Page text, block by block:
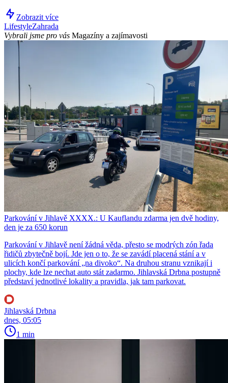
Zobrazit více
LifestyleZahrada
Vybrali jsme pro vás Magazíny a zajímavosti
Parkování v Jihlavě XXXX.: U Kauflandu zdarma jen dvě hodiny,
den je za 650 korun
Parkování v Jihlavě není žádná věda, přesto se modrých zón řada
řidičů zbytečně bojí. Jde jen o to, že se zavádí placená stání a v
ulicích končí parkování „na divoko“. Na druhou stranu vznikají i
plochy, kde lze nechat auto stát zadarmo. Jihlavská Drbna postupně
představí jednotlivé lokality a pravidla, jak tam parkovat.
Jihlavská Drbna
dnes, 05:05
1 min